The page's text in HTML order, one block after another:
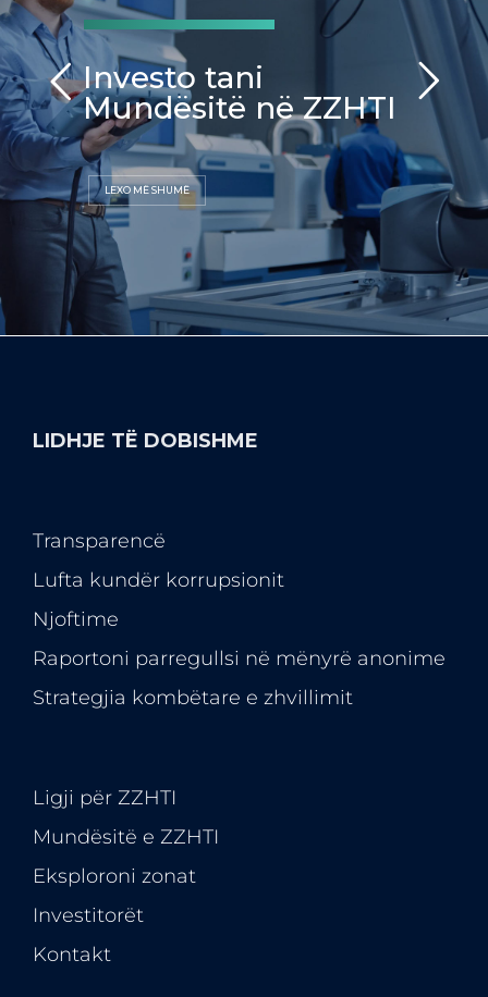
Investo tani
Mundësitë në ZZHTI
LEXO MË SHUMË
LIDHJE TË DOBISHME
Transparencë
Lufta kundër korrupsionit
Njoftime
Raportoni parregullsi në mënyrë anonime
Strategjia kombëtare e zhvillimit
Ligji për ZZHTI
Mundësitë e ZZHTI
Eksploroni zonat
Investitorët
Kontakt